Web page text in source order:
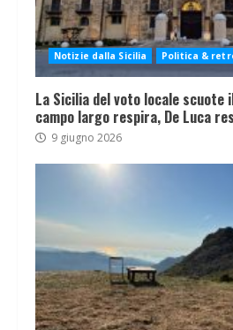
Notizie dalla Sicilia Politica &
La Sicilia del voto locale
campo largo respira, De Luca
9 giugno 2026